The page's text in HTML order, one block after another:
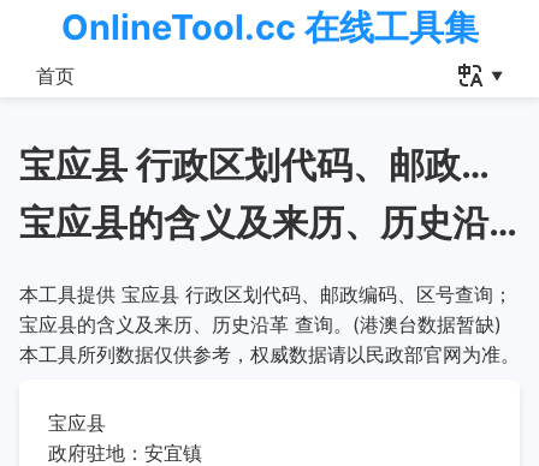
OnlineTool.cc 在线工具集
首页
宝应县 行政区划代码、邮政编码、区号查询
宝应县的含义及来历、历史沿革
本工具提供 宝应县 行政区划代码、邮政编码、区号查询；
宝应县的含义及来历、历史沿革 查询。(港澳台数据暂缺)
本工具所列数据仅供参考，权威数据请以民政部官网为准。
宝应县
政府驻地：安宜镇